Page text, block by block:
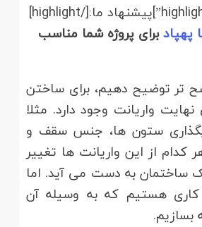
پهپادبرای پروژه شما مناسب
تر توضیح دهیم، برای ساختن
واریانت وجود دارد. مثلا
ستون ها، جنس سقف و
کدام از این واریانت ها تغییر
ساختمان به دست می آید. اما
کاری هستیم که به وسیله آن
بسازیم.